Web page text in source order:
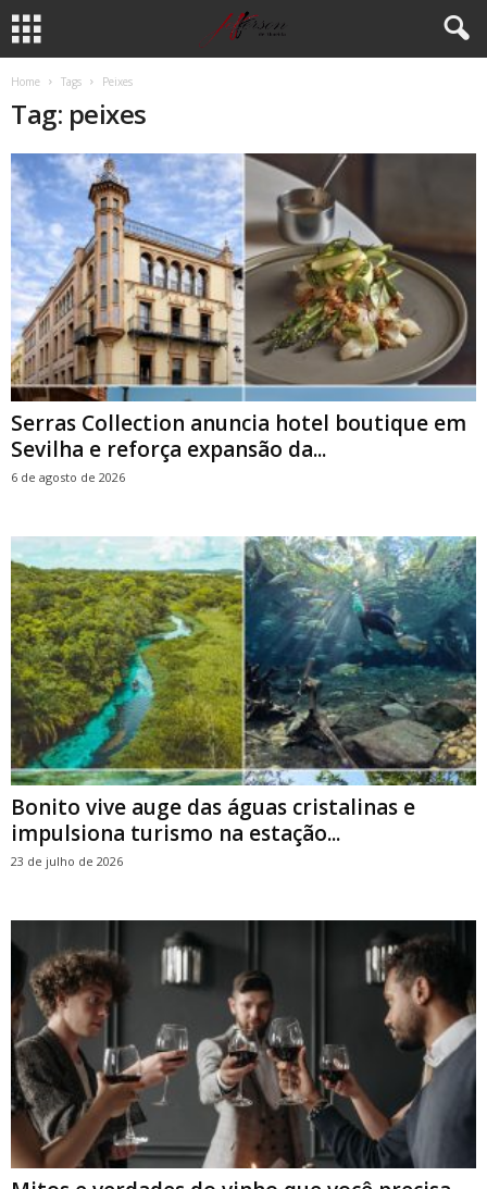
Home Tags Peixes
Tag: peixes
Serras Collection anuncia hotel boutique em
Sevilha e reforça expansão da...
6 de agosto de 2026
Bonito vive auge das águas cristalinas e
impulsiona turismo na estação...
23 de julho de 2026